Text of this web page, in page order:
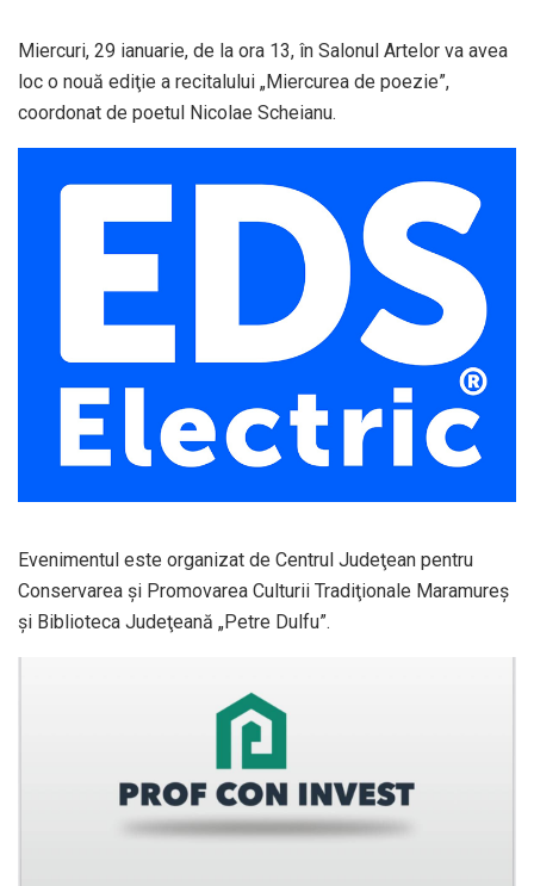
Miercuri, 29 ianuarie, de la ora 13, în Salonul Artelor va avea
loc o nouă ediţie a recitalului „Miercurea de poezie”,
coordonat de poetul Nicolae Scheianu.
Evenimentul este organizat de Centrul Judeţean pentru
Conservarea şi Promovarea Culturii Tradiţionale Maramureş
şi Biblioteca Judeţeană „Petre Dulfu”.